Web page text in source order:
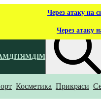
Через атаку на
Через атаку
ДІТЯМДІМ
Що ти
Косметика Прикраси